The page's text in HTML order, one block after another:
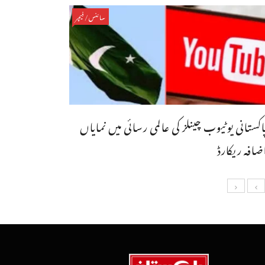
سائنس/فیچر
یوٹیوب چینلز کی عالمی رسائی میں نمایاں
ریکارڈ